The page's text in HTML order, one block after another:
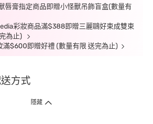
唇膏指定商品即贈小怪獸吊飾盲盒(數量有
彩妝商品滿$388即贈三麗鷗好束成雙束
為止)
滿$600即贈好禮 (數量有限 送完為止)
方式
隱藏